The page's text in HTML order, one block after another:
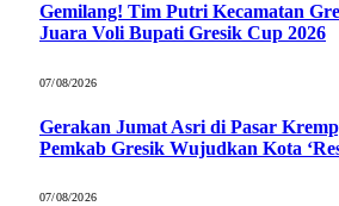
Gemilang! Tim Putri Kecamatan
Juara Voli Bupati Gresik Cup 2026
07/08/2026
Gerakan Jumat Asri di Pasar
Pemkab Gresik Wujudkan Kota
07/08/2026